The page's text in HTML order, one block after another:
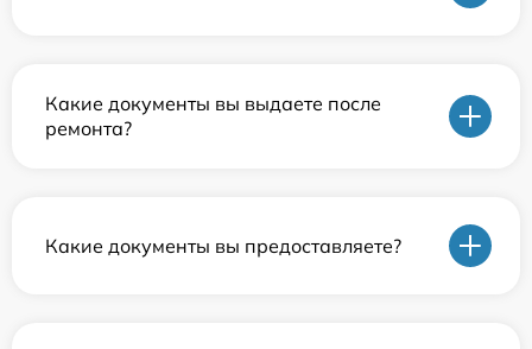
Какие документы вы выдаете после
ремонта?
Какие документы вы предоставляете?